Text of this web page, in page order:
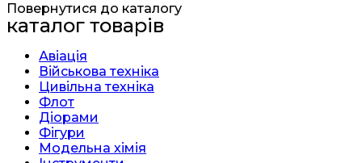
Повернутися до каталогу
каталог товарів
Авіація
Військова техніка
Цивільна техніка
Флот
Діорами
Фігури
Модельна хімія